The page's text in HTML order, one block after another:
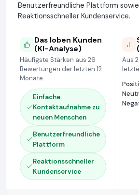
Benutzerfreundliche Plattform sowie
Reaktionsschneller Kundenservice.
Das loben Kunden
(KI-Analyse)
Häufigste Stärken aus 26
Bewertungen der letzten 12
Monate.
Einfache
Kontaktaufnahme zu
neuen Menschen
Benutzerfreundliche
Plattform
Reaktionsschneller
Kundenservice
Aus